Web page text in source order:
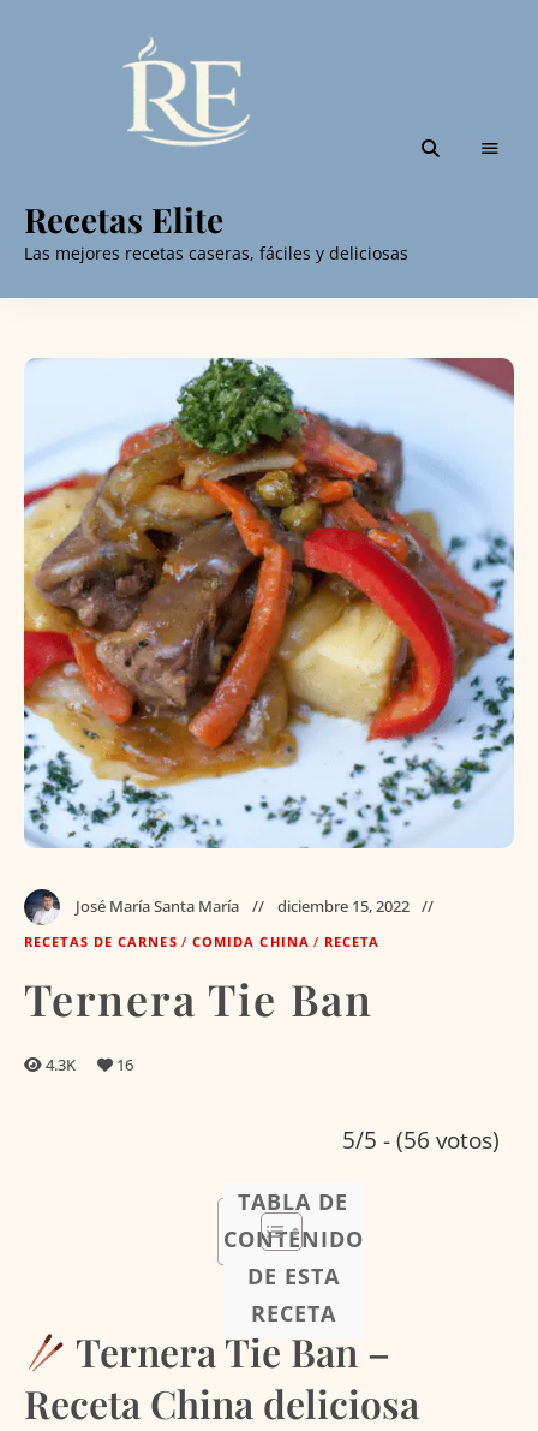
Recetas Elite
Las mejores recetas caseras, fáciles y deliciosas
José María Santa María diciembre 15, 2022
RECETAS DE CARNES / COMIDA CHINA / RECETA
Ternera Tie Ban
4.3K 16
5/5 - (56 votos)
TABLA DE
CONTENIDO
DE ESTA
RECETA
Ternera Tie Ban –
Receta China deliciosa